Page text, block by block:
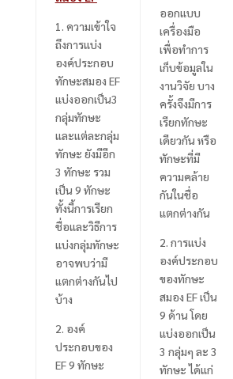
1. ความเข้าใจ
ถึงการแบ่ง
องค์ประกอบ
ทักษะสมอง EF
แบ่งออกเป็น3
กลุ่มทักษะ
และแต่ละกลุ่ม
ทักษะ ยังมีอีก
3 ทักษะ รวม
เป็น 9 ทักษะ
ทั้งนี้การเรียก
ชื่อและวิธีการ
แบ่งกลุ่มทักษะ
อาจพบว่ามี
แตกต่างกันไป
บ้าง
2. องค์
ประกอบของ
EF 9 ทักษะ
ออกแบบ
เครื่องมือ
เพื่อทำการ
เก็บข้อมูลใน
งานวิจัย บาง
ครั้งจึงมีการ
เรียกทักษะ
เดียวกัน หรือ
ทักษะที่มี
ความคล้าย
กันในชื่อ
แตกต่างกัน
2. การแบ่ง
องค์ประกอบ
ของทักษะ
สมอง EFเป็น
9 ด้าน โดย
แบ่งออกเป็น
3 กลุ่มๆ ละ 3
ทักษะ ได้แก่